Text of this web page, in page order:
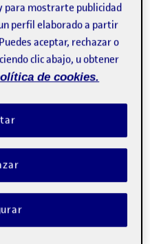
2021
3. ¡Ponle cara a tu
para mostrarte publicidad
perfil elaborado a partir
aceptar, rechazar o
clic abajo, u obtener
de cookies.